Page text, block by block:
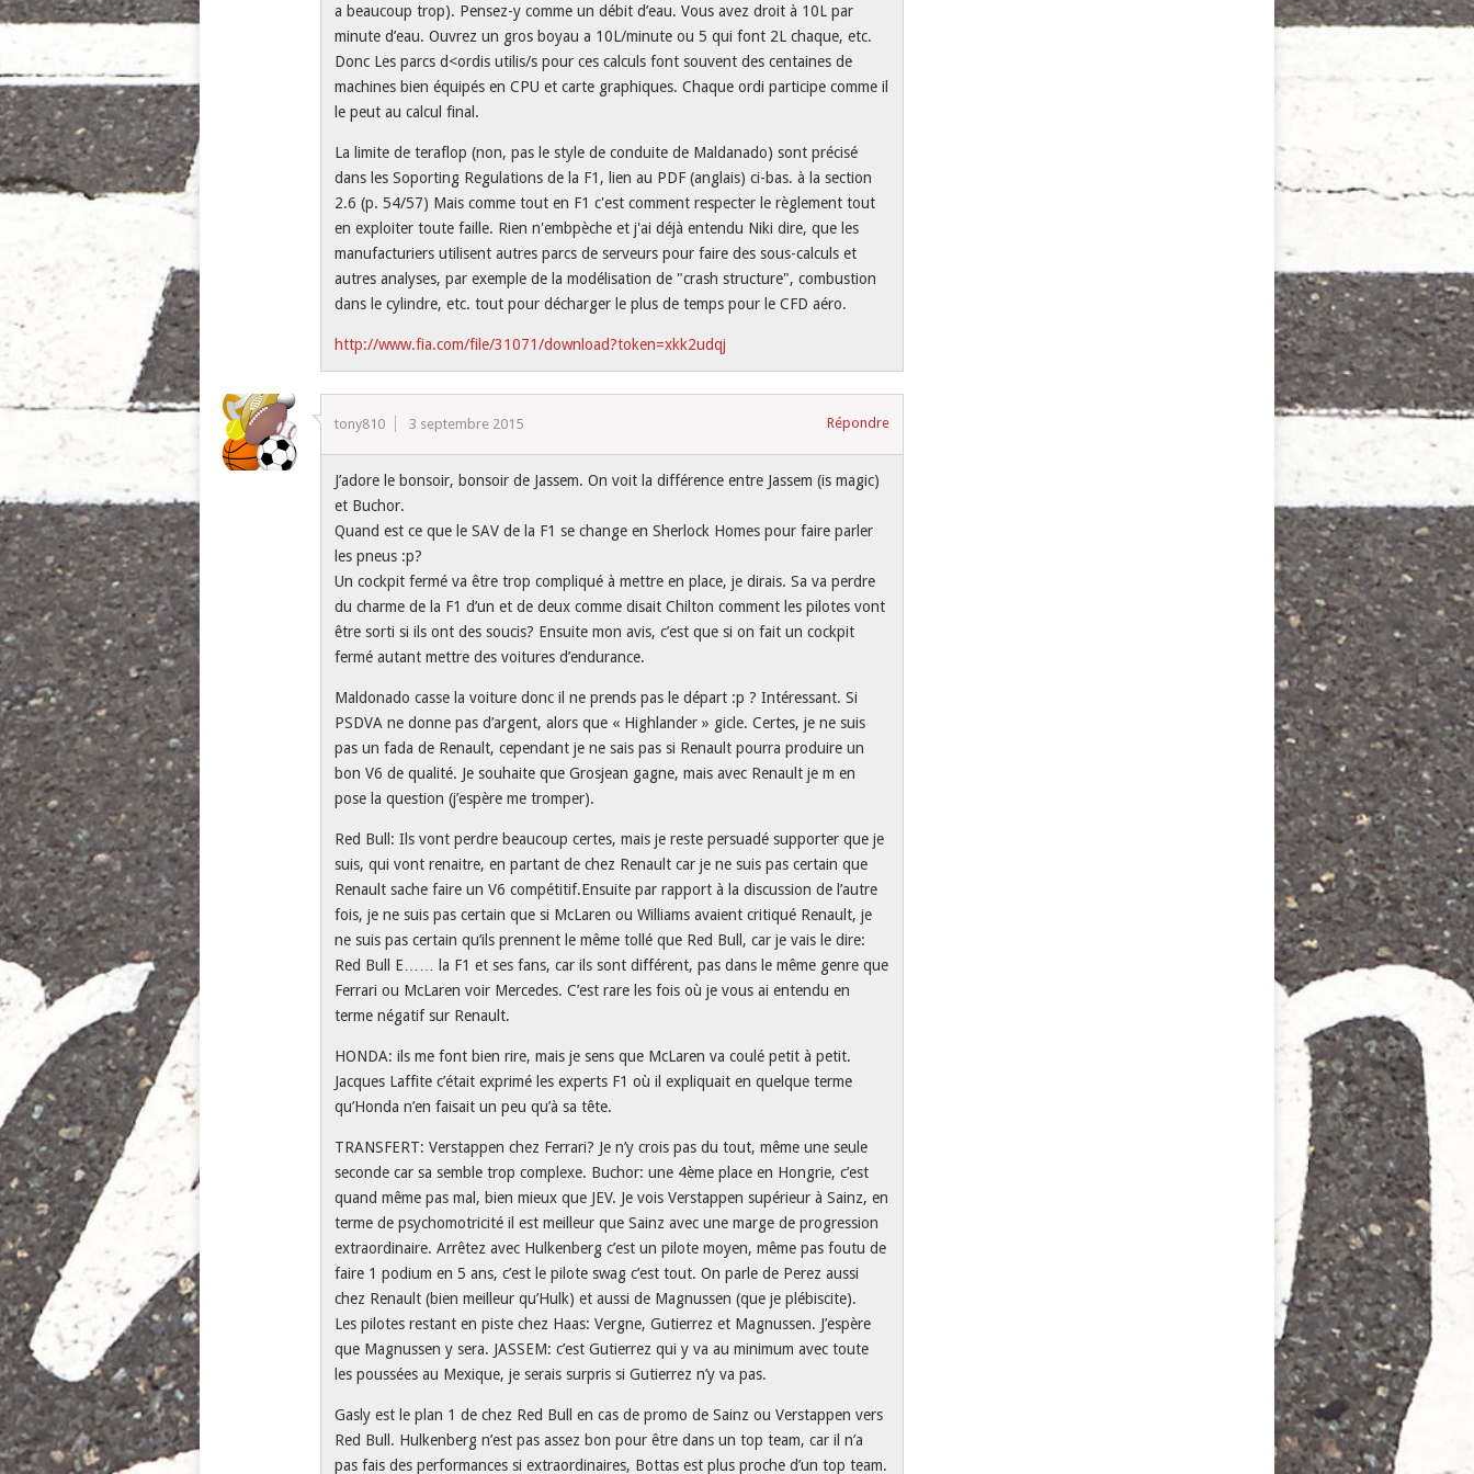
a beaucoup trop). Pensez-y comme un débit d’eau. Vous avez droit à 10L par
minute d’eau. Ouvrez un gros boyau a 10L/minute ou 5 qui font 2L chaque, etc.
Donc Les parcs d<ordis utilis/s pour ces calculs font souvent des centaines de
machines bien équipés en CPU et carte graphiques. Chaque ordi participe comme il
le peut au calcul final.
La limite de teraflop (non, pas le style de conduite de Maldanado) sont précisé
dans les Soporting Regulations de la F1, lien au PDF (anglais) ci-bas. à la section
2.6 (p. 54/57) Mais comme tout en F1 c'est comment respecter le règlement tout
en exploiter toute faille. Rien n'embpèche et j'ai déjà entendu Niki dire, que les
manufacturiers utilisent autres parcs de serveurs pour faire des sous-calculs et
autres analyses, par exemple de la modélisation de "crash structure", combustion
dans le cylindre, etc. tout pour décharger le plus de temps pour le CFD aéro.
http://www.fia.com/file/31071/download?token=xkk2udqj
tony810 3 septembre 2015 Répondre
J’adore le bonsoir, bonsoir de Jassem. On voit la différence entre Jassem (is magic)
et Buchor.
Quand est ce que le SAV de la F1 se change en Sherlock Homes pour faire parler
les pneus :p?
Un cockpit fermé va être trop compliqué à mettre en place, je dirais. Sa va perdre
du charme de la F1 d’un et de deux comme disait Chilton comment les pilotes vont
être sorti si ils ont des soucis? Ensuite mon avis, c’est que si on fait un cockpit
fermé autant mettre des voitures d’endurance.
Maldonado casse la voiture donc il ne prends pas le départ :p ? Intéressant. Si
PSDVA ne donne pas d’argent, alors que « Highlander » gicle. Certes, je ne suis
pas un fada de Renault, cependant je ne sais pas si Renault pourra produire un
bon V6 de qualité. Je souhaite que Grosjean gagne, mais avec Renault je m en
pose la question (j’espère me tromper).
Red Bull: Ils vont perdre beaucoup certes, mais je reste persuadé supporter que je
suis, qui vont renaitre, en partant de chez Renault car je ne suis pas certain que
Renault sache faire un V6 compétitif.Ensuite par rapport à la discussion de l’autre
fois, je ne suis pas certain que si McLaren ou Williams avaient critiqué Renault, je
ne suis pas certain qu’ils prennent le même tollé que Red Bull, car je vais le dire:
Red Bull E…… la F1 et ses fans, car ils sont différent, pas dans le même genre que
Ferrari ou McLaren voir Mercedes. C’est rare les fois où je vous ai entendu en
terme négatif sur Renault.
HONDA: ils me font bien rire, mais je sens que McLaren va coulé petit à petit.
Jacques Laffite c’était exprimé les experts F1 où il expliquait en quelque terme
qu’Honda n’en faisait un peu qu’à sa tête.
TRANSFERT: Verstappen chez Ferrari? Je n’y crois pas du tout, même une seule
seconde car sa semble trop complexe. Buchor: une 4ème place en Hongrie, c’est
quand même pas mal, bien mieux que JEV. Je vois Verstappen supérieur à Sainz, en
terme de psychomotricité il est meilleur que Sainz avec une marge de progression
extraordinaire. Arrêtez avec Hulkenberg c’est un pilote moyen, même pas foutu de
faire 1 podium en 5 ans, c’est le pilote swag c’est tout. On parle de Perez aussi
chez Renault (bien meilleur qu’Hulk) et aussi de Magnussen (que je plébiscite).
Les pilotes restant en piste chez Haas: Vergne, Gutierrez et Magnussen. J’espère
que Magnussen y sera. JASSEM: c’est Gutierrez qui y va au minimum avec toute
les poussées au Mexique, je serais surpris si Gutierrez n’y va pas.
Gasly est le plan 1 de chez Red Bull en cas de promo de Sainz ou Verstappen vers
Red Bull. Hulkenberg n’est pas assez bon pour être dans un top team, car il n’a
pas fais des performances si extraordinaires, Bottas est plus proche d’un top team.